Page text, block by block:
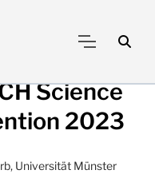
Science
2023
Universität Münster